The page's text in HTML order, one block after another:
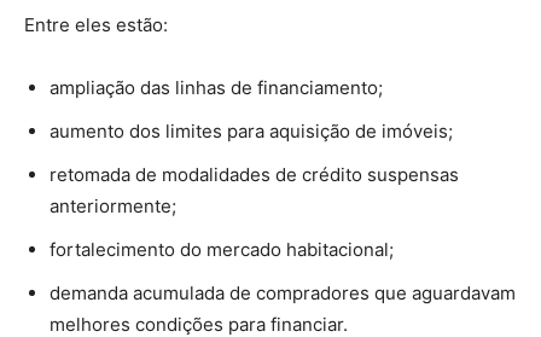
Entre eles estão:
ampliação das linhas de financiamento;
aumento dos limites para aquisição de imóveis;
retomada de modalidades de crédito suspensas
anteriormente;
fortalecimento do mercado habitacional;
demanda acumulada de compradores que aguardavam
melhores condições para financiar.